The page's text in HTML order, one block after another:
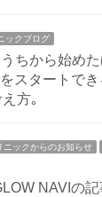
ックブログ
うちから始め
スタートでき
方｡
ニックからのお知らせ
NAVIの